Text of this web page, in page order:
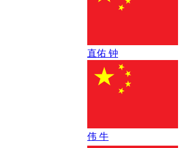
直佑 钟
伟 牛